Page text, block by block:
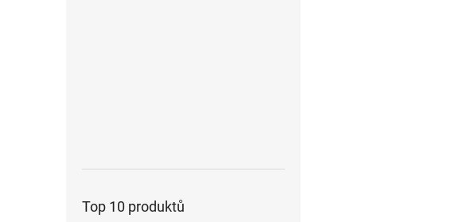
Top 10 produktů